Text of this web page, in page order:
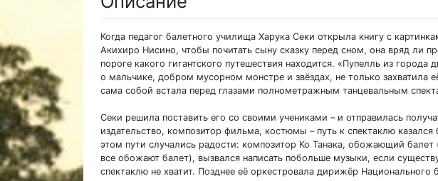
Когда педагог балетного училища Харука Секи открыла книгу с
Акихиро Нисино, чтобы почитать сыну сказку перед сном, она вряд ли
пороге какого гигантского путешествия находится. «Пупелль из
о мальчике, добром мусорном монстре и звёздах, не только захватила
сама собой встала перед глазами полнометражным танцевальным
Секи решила поставить его со своими учениками – и отправилась
издательство, композитор фильма, костюмы – путь к спектаклю
этом пути случались радости: композитор Ко Танака, обожающий балет
все обожают балет), вызвался написать побольше музыки, если
спектаклю не хватит. Позднее её оркестровала дирижёр Национального